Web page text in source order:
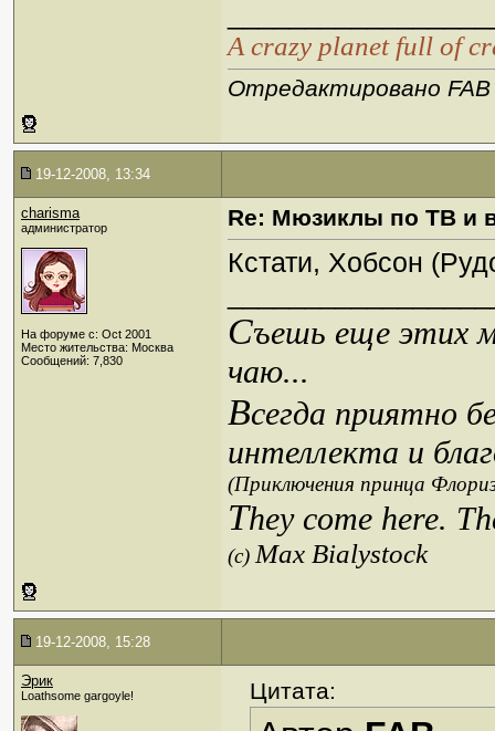
А crazy planet full of
Отредактировано
19-12-2008, 13:34
charisma
администратор
На форуме с: Oct 2001
Место жительства: Москва
Сообщений: 7,830
Re: Мюзиклы по ТВ и
Кстати, Хобсон
Съешь еще этих
чаю...
Всегда приятно
интеллекта и
(Приключения принца
They come here.
(c)Max Bialystock
19-12-2008, 15:28
Эрик
Loathsome gargoyle! Цитата: